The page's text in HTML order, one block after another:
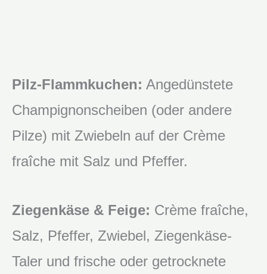
Pilz-Flammkuchen: Angedünstete
Champignonscheiben (oder andere
Pilze) mit Zwiebeln auf der Crème
fraîche mit Salz und Pfeffer.
Ziegenkäse & Feige: Crème fraîche,
Salz, Pfeffer, Zwiebel, Ziegenkäse-
Taler und frische oder getrocknete